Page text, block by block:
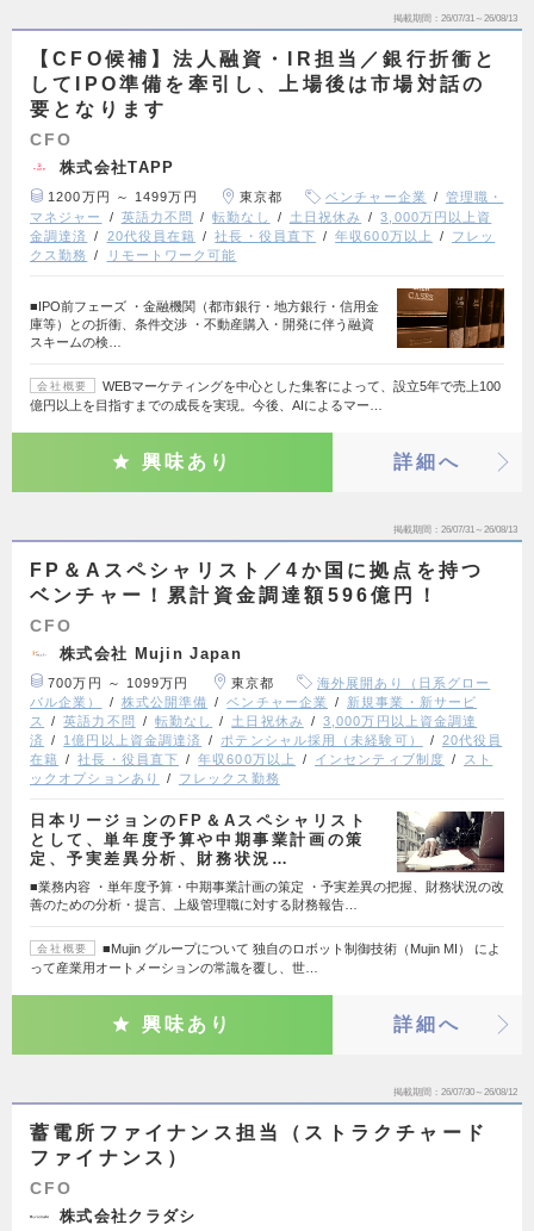
掲載期間 26/07/31～26/08/13
【CFO候補】法人融資・IR担当／銀行折衝と
してIPO準備を牽引し、上場後は市場対話の
要となります
CFO
株式会社TAPP
1200万円 ～ 1499万円 東京都 ベンチャー企業
管理職・
マネジャー
英語力不問 転勤なし 土日祝休み
3,000万円以上資
金調達済
20代役員在籍 社長・役員直下 年収600万以上
フレッ
クス勤務
リモートワーク可能
■IPO前フェーズ ・金融機関（都市銀行・地方銀行・信用金
庫等）との折衝、条件交渉 ・不動産購入・開発に伴う融資
スキームの検…
会社概要
WEBマーケティングを中心とした集客によって、設立5年で売上100
億円以上を目指すまでの成長を実現。今後、AIによるマー…
興味あり 詳細へ
掲載期間 26/07/31～26/08/13
FP＆Aスペシャリスト／4か国に拠点を持つ
ベンチャー！累計資金調達額596億円！
CFO
株式会社 Mujin Japan
700万円 ～ 1099万円 東京都
海外展開あり（日系グロー
バル企業）
株式公開準備 ベンチャー企業
新規事業・新サービ
ス
英語力不問 転勤なし 土日祝休み
3,000万円以上資金調達
済
1億円以上資金調達済 ポテンシャル採用（未経験可）
20代役員
在籍
社長・役員直下 年収600万以上 インセンティブ制度
スト
ックオプションあり
フレックス勤務
日本リージョンのFP＆Aスペシャリスト
として、単年度予算や中期事業計画の策
定、予実差異分析、財務状況…
■業務内容 ・単年度予算・中期事業計画の策定 ・予実差異の把握、財務状況の改
善のための分析・提言、上級管理職に対する財務報告…
会社概要
■Mujin グループについて 独自のロボット制御技術（Mujin MI） によ
って産業用オートメーションの常識を覆し、世…
興味あり 詳細へ
掲載期間 26/07/30～26/08/12
蓄電所ファイナンス担当（ストラクチャード
ファイナンス）
CFO
株式会社クラダシ